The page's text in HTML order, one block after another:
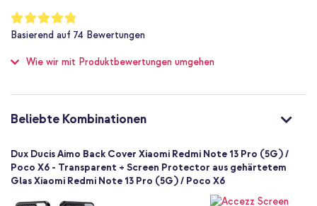
deines Smartphones bewahren? Dann entscheide dich für die Aimo
Back Cover von Dux Ducis!
Nein
Nein
6934913020074
SH00071358
Transparent
Kunststoff
Linien
Bewertung:
96
%
of
Basierend auf 74 Bewertungen
Wie wir mit Produktbewertungen umgehen
Beliebte Kombinationen
Dux Ducis Aimo Back Cover Xiaomi Redmi Note 13 Pro (5G) /
Poco X6 - Transparent + Screen Protector aus gehärtetem
Glas Xiaomi Redmi Note 13 Pro (5G) / Poco X6